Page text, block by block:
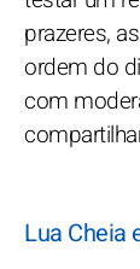
prazeres,
ordem do
com
Lua Cheia